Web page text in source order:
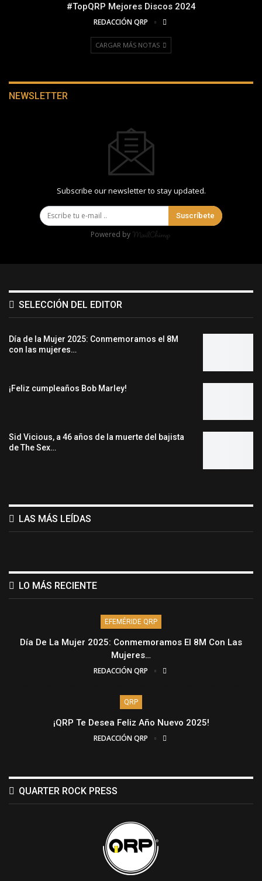
#TopQRP Mejores Discos 2024
REDACCIÓN QRP
CARGAR MÁS NOTAS
NEWSLETTER
Subscribe our newsletter to stay updated.
Suscríbete
Powered by
SELECCIÓN DEL EDITOR
Día de la Mujer 2025: Conmemoramos el 8M
con las mujeres…
¡Feliz cumpleaños Bob Marley!
Sid Vicious, a 46 años de la muerte del bajista
de The Sex…
LAS MÁS LEÍDAS
LO MÁS RECIENTE
EFEMÉRIDE QRP
Día De La Mujer 2025: Conmemoramos El 8M Con Las
Mujeres…
REDACCIÓN QRP
QRP
¡QRP Te Desea Feliz Año Nuevo 2025!
REDACCIÓN QRP
QUARTER ROCK PRESS